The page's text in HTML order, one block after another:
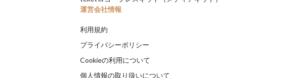
運営会社情報
利用規約
プライバシーポリシー
Cookieの利用について
個人情報の取り扱いについて